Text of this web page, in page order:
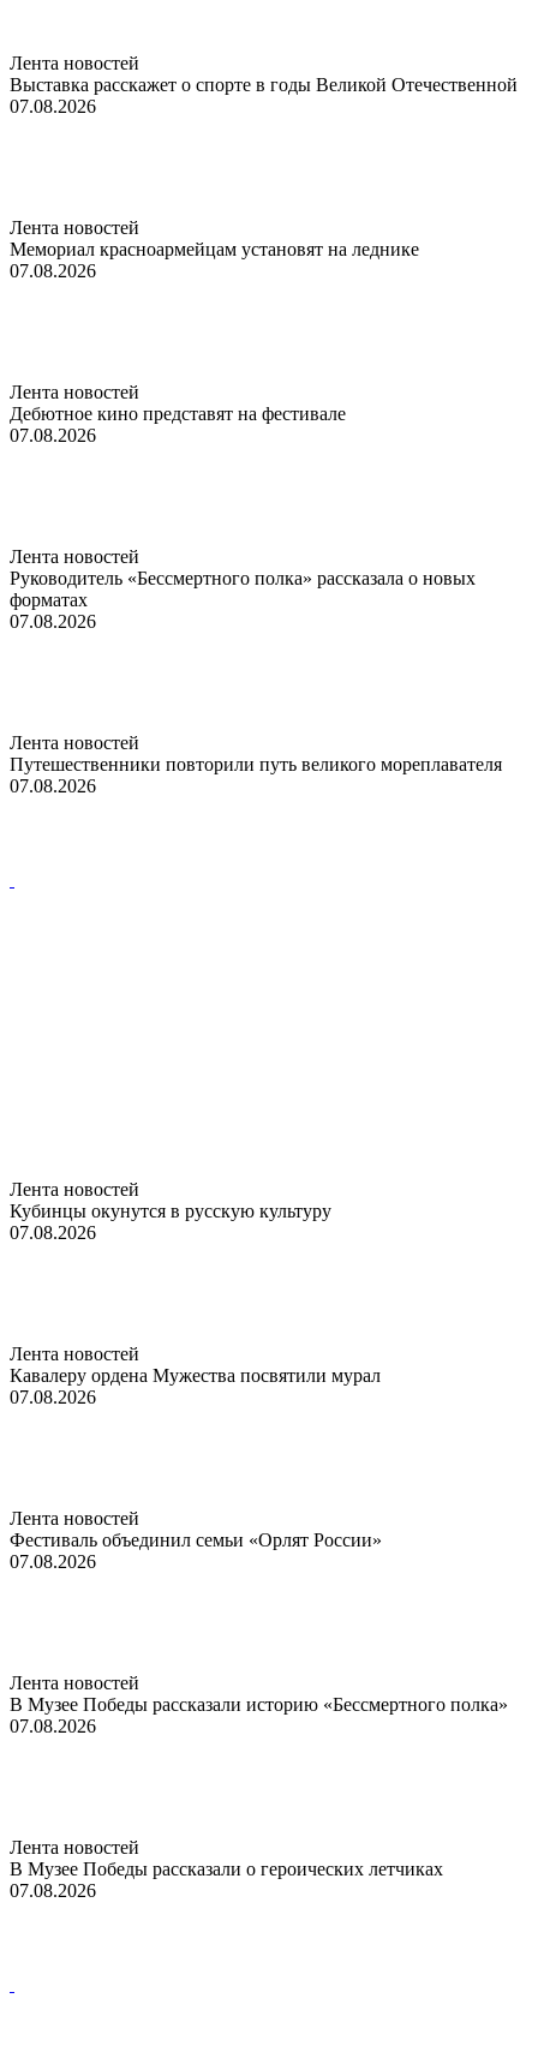
Лента новостей
Выставка расскажет о спорте в годы Великой Отечественной
07.08.2026
Лента новостей
Мемориал красноармейцам установят на леднике
07.08.2026
Лента новостей
Дебютное кино представят на фестивале
07.08.2026
Лента новостей
Руководитель «Бессмертного полка» рассказала о новых
форматах
07.08.2026
Лента новостей
Путешественники повторили путь великого мореплавателя
07.08.2026
Лента новостей
Кубинцы окунутся в русскую культуру
07.08.2026
Лента новостей
Кавалеру ордена Мужества посвятили мурал
07.08.2026
Лента новостей
Фестиваль объединил семьи «Орлят России»
07.08.2026
Лента новостей
В Музее Победы рассказали историю «Бессмертного полка»
07.08.2026
Лента новостей
В Музее Победы рассказали о героических летчиках
07.08.2026